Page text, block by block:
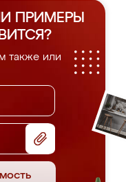
ПРИМЕРЫ
также или